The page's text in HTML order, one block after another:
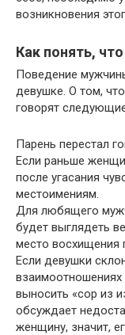
возникновения
Как понять,
Поведение
девушке. О том,
говорят
Парень перестал
Если раньше
после угасания
местоимениям.
Для любящего
будет выглядеть
место восхищения
Если девушки
выносить «сор из
обсуждает
женщину, значит,